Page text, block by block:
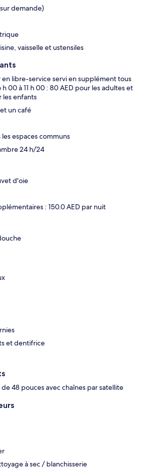
demande)
vaisselle et ustensiles
libre-service servi en supplément tous
00 à 11 h 00 : 80 AED pour les adultes et
les enfants
un café
espaces communs
24 h/24
d'oie
: 150.0 AED par nuit
et dentifrice
de 48 pouces avec chaînes par satellite
à sec / blanchisserie